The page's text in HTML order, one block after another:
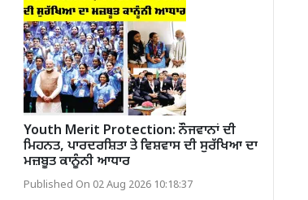
Youth Merit Protection: ਨੌਜਵਾਨਾਂ ਦੀ
ਮਿਹਨਤ, ਪਾਰਦਰਸ਼ਿਤਾ ਤੇ ਵਿਸ਼ਵਾਸ ਦੀ ਸੁਰੱਖਿਆ ਦਾ
ਮਜ਼ਬੂਤ ਕਾਨੂੰਨੀ ਆਧਾਰ
Published On 02 Aug 2026 10:18:37